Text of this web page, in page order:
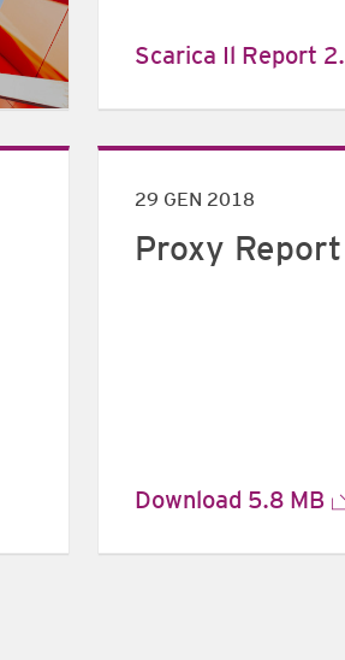
Scarica Il Report
29 GEN 2018
Proxy
Download 5.8 MB